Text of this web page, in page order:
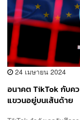
24 เมษายน 2024
อนาคต TikTok กับค
แขวนอยู่บนเส้นด้าย